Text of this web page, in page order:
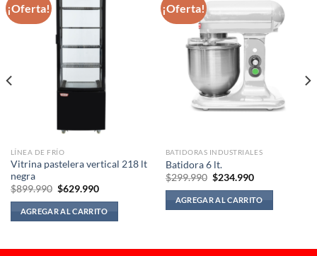
¡Oferta!
LÍNEA DE FRÍO
Vitrina pastelera vertical 218 lt
negra
$899.990 El
original
era:
$899.990.
$629.990El
actual
es:
$629.990.
AGREGAR AL CARRITO
¡Oferta!
BATIDORAS INDUSTRIALES
Batidora 6 lt.
$299.990 El
original
era:
$299.990.
$234.990El
actual
es:
$234.990.
AGREGAR AL CARRITO